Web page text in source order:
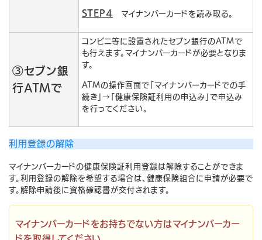
STEP4 マイナンバーカードを読み取る。
③セブン銀
行ATMで
コンビニ等に設置されたセブン銀行のATMで
も行えます。マイナンバーカードが必要となりま
す。
ATMの操作画面で「マイナンバーカードでの手
続き」→「健康保険証利用の申込み」で申込み
を行ってください。
利用登録の解除
マイナンバーカードの健康保険証利用登録は解除することができま
す。利用登録の解除を希望する場合は、健康保険組合に申請が必要で
す。解除申請後に資格確認書が交付されます。
マイナンバーカードをお持ちでない方はマイナンバーカー